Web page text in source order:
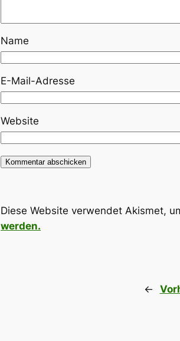
Name
E-Mail-Adresse
Website
Diese Website verwendet Akismet,
werden.
←